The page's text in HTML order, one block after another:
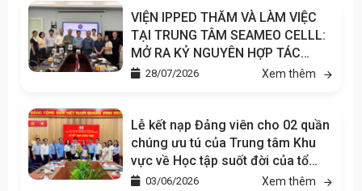
VIỆN IPPED THĂM VÀ LÀM VIỆC
TẠI TRUNG TÂM SEAMEO CELLL:
MỞ RA KỶ NGUYÊN HỢP TÁC
CHIẾN LƯỢC TRONG GIÁO DỤC VÀ
28/07/2026 Xem thêm
Lễ kết nạp Đảng viên cho 02 quần
chúng ưu tú của Trung tâm Khu
vực về Học tập suốt đời của tổ
chức SEAMEO tại Việt Nam
03/06/2026 Xem thêm